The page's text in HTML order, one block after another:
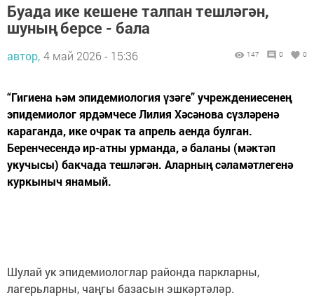
Буада ике кешене талпан тешләгән,
шуның берсе - бала
автор, 4 май 2026 - 15:36 147 0 0
“Гигиена һәм эпидемиология үзәге” учреждениесенең
эпидемиолог ярдәмчесе Лилия Хәсәнова сүзләренә
караганда, ике очрак та апрель аенда булган.
Беренчесендә ир-атны урманда, ә баланы (мәктәп
укучысы) бакчада тешләгән. Аларның сәламәтлегенә
куркыныч янамый.
Шулай ук эпидемиологлар районда паркларны,
лагерьларны, чаңгы базасын эшкәртәләр.